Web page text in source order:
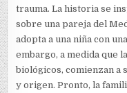
trauma. La historia se
sobre una pareja del
adopta a una niña con
embargo, a medida que
biológicos, comienzan a
y origen. Pronto, la